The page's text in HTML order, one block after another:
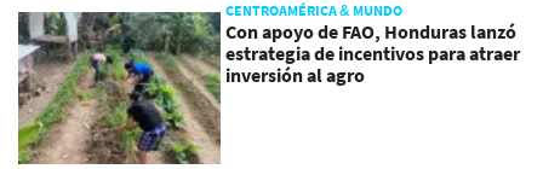
CENTROAMÉRICA & MUNDO
Con apoyo de FAO, Honduras lanzó
estrategia de incentivos para atraer
inversión al agro